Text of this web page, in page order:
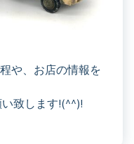
や、お店の情報を
致します!(^^)!